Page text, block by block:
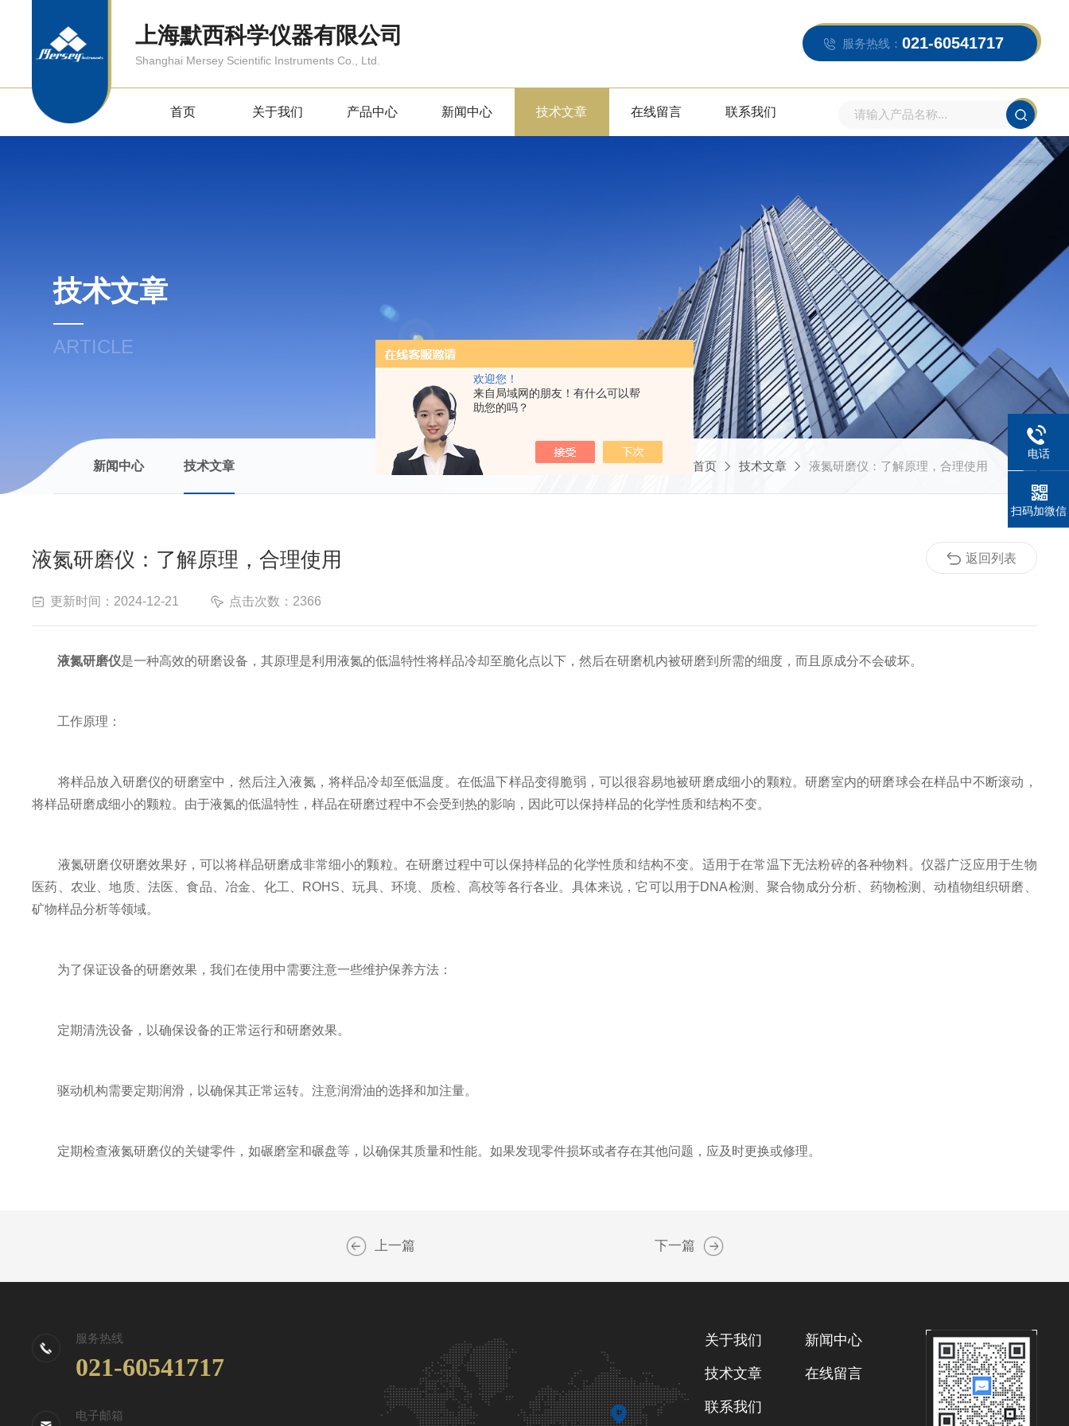
欢迎您！
来自局域网的朋友！有什么可以帮
助您的吗？
上海默西科学仪器有限公司
Shanghai Mersey Scientific Instruments Co., Ltd.
服务热线： 021-60541717
首页 关于我们 产品中心 新闻中心 技术文章 在线留言 联系我们
技术文章
ARTICLE
新闻中心 技术文章 当前位置： 首页 技术文章 液氮研磨仪：了解原理，合理使用
液氮研磨仪：了解原理，合理使用
更新时间：2024-12-21 点击次数：2366
液氮研磨仪是一种高效的研磨设备，其原理是利用液氮的低温特性将样品冷却至脆化点以下，然后在研磨机内被研磨到所需的细度，而且原成分不会破坏。
工作原理：
将样品放入研磨仪的研磨室中，然后注入液氮，将样品冷却至低温度。在低温下样品变得脆弱，可以很容易地被研磨成细小的颗粒。研磨室内的研磨球会在样品中不断滚动，
将样品研磨成细小的颗粒。由于液氮的低温特性，样品在研磨过程中不会受到热的影响，因此可以保持样品的化学性质和结构不变。
液氮研磨仪研磨效果好，可以将样品研磨成非常细小的颗粒。在研磨过程中可以保持样品的化学性质和结构不变。适用于在常温下无法粉碎的各种物料。仪器广泛应用于生物
医药、农业、地质、法医、食品、冶金、化工、ROHS、玩具、环境、质检、高校等各行各业。具体来说，它可以用于DNA检测、聚合物成分分析、药物检测、动植物组织研磨、
矿物样品分析等领域。
为了保证设备的研磨效果，我们在使用中需要注意一些维护保养方法：
定期清洗设备，以确保设备的正常运行和研磨效果。
驱动机构需要定期润滑，以确保其正常运转。注意润滑油的选择和加注量。
定期检查液氮研磨仪的关键零件，如碾磨室和碾盘等，以确保其质量和性能。如果发现零件损坏或者存在其他问题，应及时更换或修理。
返回列表
上一篇 下一篇
服务热线
021-60541717
电子邮箱
关于我们 新闻中心
技术文章 在线留言
联系我们
电话
扫码加微信